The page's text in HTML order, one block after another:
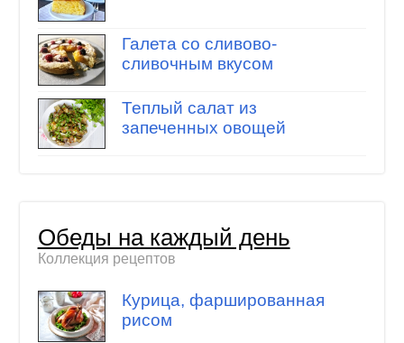
Галета со сливово-
сливочным вкусом
Теплый салат из
запеченных овощей
Обеды на каждый день
Коллекция рецептов
Курица, фаршированная
рисом